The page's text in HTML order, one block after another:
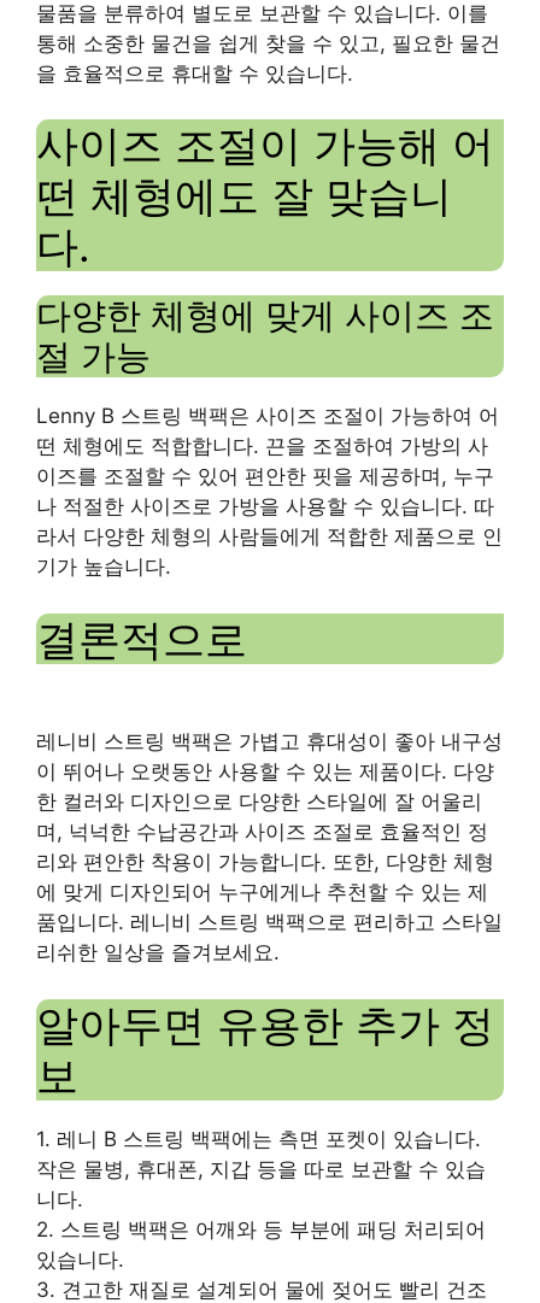
물품을 분류하여 별도로 보관할 수 있습니다. 이를
통해 소중한 물건을 쉽게 찾을 수 있고, 필요한 물건
을 효율적으로 휴대할 수 있습니다.
사이즈 조절이 가능해 어
떤 체형에도 잘 맞습니
다.
다양한 체형에 맞게 사이즈 조
절 가능
Lenny B 스트링 백팩은 사이즈 조절이 가능하여 어
떤 체형에도 적합합니다. 끈을 조절하여 가방의 사
이즈를 조절할 수 있어 편안한 핏을 제공하며, 누구
나 적절한 사이즈로 가방을 사용할 수 있습니다. 따
라서 다양한 체형의 사람들에게 적합한 제품으로 인
기가 높습니다.
결론적으로
레니비 스트링 백팩은 가볍고 휴대성이 좋아 내구성
이 뛰어나 오랫동안 사용할 수 있는 제품이다. 다양
한 컬러와 디자인으로 다양한 스타일에 잘 어울리
며, 넉넉한 수납공간과 사이즈 조절로 효율적인 정
리와 편안한 착용이 가능합니다. 또한, 다양한 체형
에 맞게 디자인되어 누구에게나 추천할 수 있는 제
품입니다. 레니비 스트링 백팩으로 편리하고 스타일
리쉬한 일상을 즐겨보세요.
알아두면 유용한 추가 정
보
1. 레니 B 스트링 백팩에는 측면 포켓이 있습니다.
작은 물병, 휴대폰, 지갑 등을 따로 보관할 수 있습
니다.
2. 스트링 백팩은 어깨와 등 부분에 패딩 처리되어
있습니다.
3. 견고한 재질로 설계되어 물에 젖어도 빨리 건조